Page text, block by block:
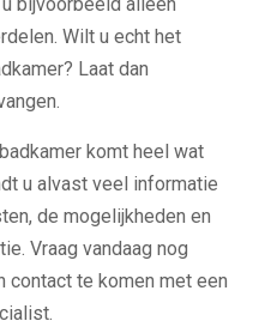
Wilt u echt het
Laat dan
komt heel wat
u alvast veel informatie
de mogelijkheden en
Vraag vandaag nog
contact te komen met een